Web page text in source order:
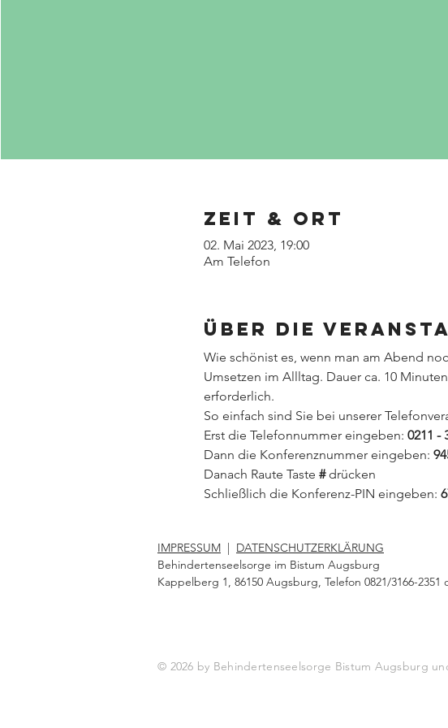
Zeit & Ort
02. Mai 2023, 19:00
Am Telefon
Über die
Wie schönist es, wenn man am Abend
Umsetzen im Allltag. Dauer ca. 10
erforderlich.
So einfach sind Sie bei unserer
Erst die Telefonnummer eingeben: 0211 -
Dann die Konferenznummer eingeben:
Danach Raute Taste # drücken
Schließlich die Konferenz-PIN eingeben:
IMPRESSUM | DATENSCHUTZERKLÄRUNG
Behindertenseelsorge im Bistum Augsburg
Kappelberg 1, 86150 Augsburg, Telefon 0821/3166-2351
© 2026 by Behindertenseelsorge Bistum Augsburg